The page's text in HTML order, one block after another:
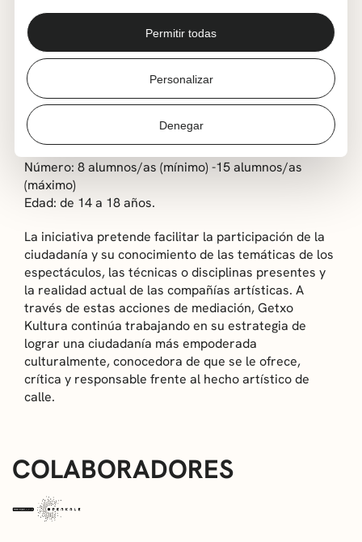
Permitir todas
Personalizar
Denegar
La inscripción se realizará enviando un correo
electrónico a la dirección
,
indicando brevemente el nombre y apellidos de la
persona interesada, la fecha de nacimiento y la
breve formación o itinerario.
Fecha: viernes, 6 de junio.
Horario: De 18.00 a 20.00 horas.
Número: 8 alumnos/as (mínimo) -15 alumnos/as
(máximo)
Edad: de 14 a 18 años.
La iniciativa pretende facilitar la participación de la
ciudadanía y su conocimiento de las temáticas de los
espectáculos, las técnicas o disciplinas presentes y
la realidad actual de las compañías artísticas. A
través de estas acciones de mediación, Getxo
Kultura continúa trabajando en su estrategia de
lograr una ciudadanía más empoderada
culturalmente, conocedora de que se le ofrece,
crítica y responsable frente al hecho artístico de
calle.
COLABORADORES